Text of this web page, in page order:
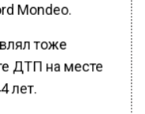
Mondeo.
тоже
ДТП на месте
лет.